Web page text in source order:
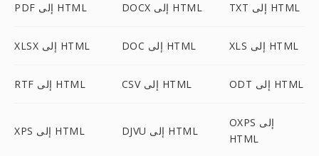
PDF إلى HTML DOCX إلى HTML TXT إلى HTML
XLSX إلى HTML DOC إلى HTML XLS إلى HTML
RTF إلى HTML CSV إلى HTML ODT إلى HTML
XPS إلى HTML DJVU إلى HTML
OXPS إلى
HTML